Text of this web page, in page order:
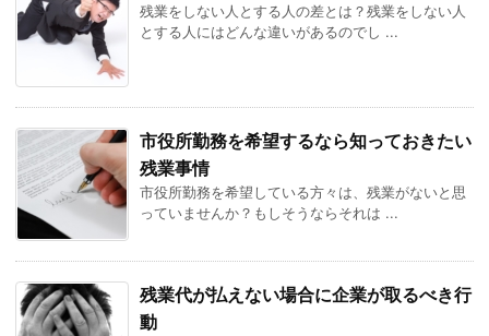
残業をしない人とする人の差とは？残業をしない人
とする人にはどんな違いがあるのでし ...
市役所勤務を希望するなら知っておきたい
残業事情
市役所勤務を希望している方々は、残業がないと思
っていませんか？もしそうならそれは ...
残業代が払えない場合に企業が取るべき行
動